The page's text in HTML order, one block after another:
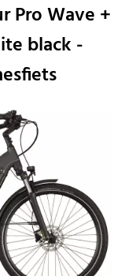
Pro Wave +
black -